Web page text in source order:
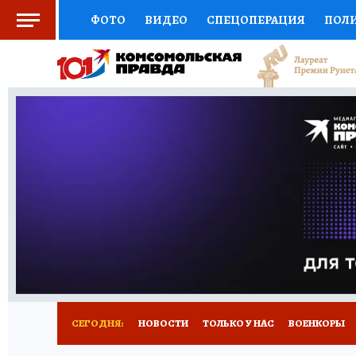
ФОТО ВИДЕО СПЕЦОПЕРАЦИЯ
СОЦПОДДЕРЖКА НАУКА СПЕЦПРОЕКТЫ
НАЦИОНАЛЬНЫЕ ПРОЕКТЫ РОССИИ
ПУТЕВОДИТЕЛЬ
НОВОЕ НА САЙТЕ
СЕГОДНЯ: НОВОСТИ ТОЛЬКО У НАС ВОЕНКОРЫ